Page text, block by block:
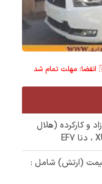
انقضا: مهلت تمام شد
مازاد و کارکرده (هلال
زیر قیمت (ارتش) شامل :